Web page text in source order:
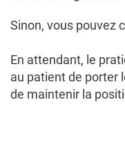
Sinon, vous pouvez
En attendant, le
au patient de porter
de maintenir la